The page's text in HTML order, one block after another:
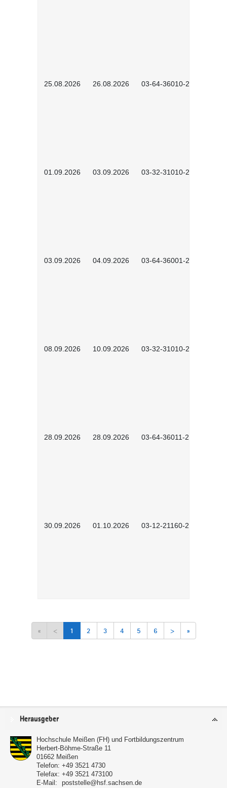
25.08.2026 26.08.2026 03-64-36010-2601
01.09.2026 03.09.2026 03-32-31010-2603
03.09.2026 04.09.2026 03-64-36001-2602
08.09.2026 10.09.2026 03-32-31010-2606
28.09.2026 28.09.2026 03-64-36011-2603
30.09.2026 01.10.2026 03-12-21160-2601
« < 1 2 3 4 5 6 > »
Service
Herausgeber
Hochschule Meißen (FH) und Fortbildungszentrum
Herbert-Böhme-Straße 11
01662 Meißen
Telefon: +49 3521 4730
Telefax: +49 3521 473100
E-Mail:
poststelle@hsf.sachsen.de